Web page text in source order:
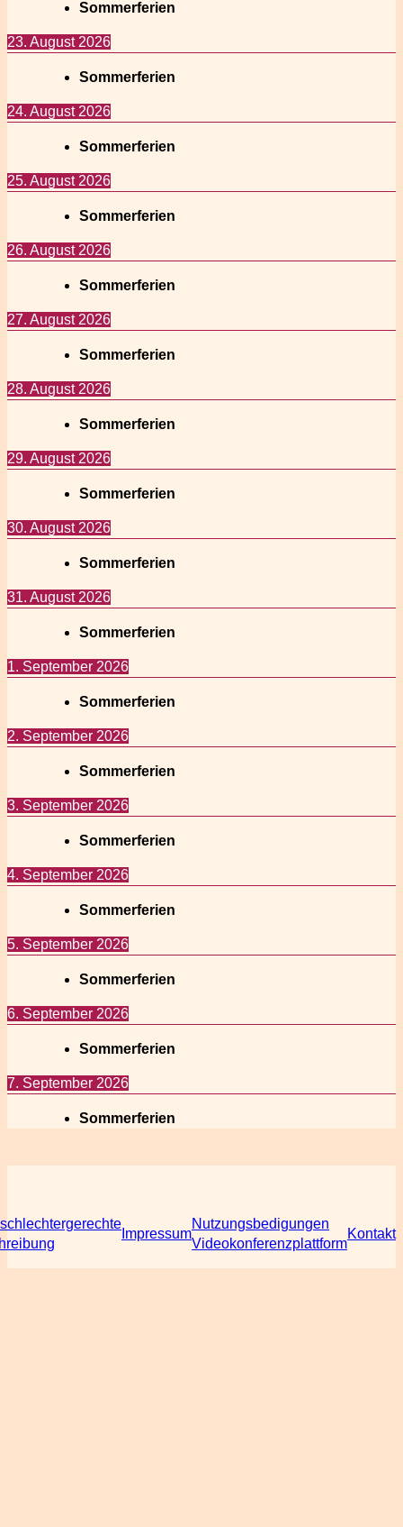
Sommerferien
23. August 2026
Sommerferien
24. August 2026
Sommerferien
25. August 2026
Sommerferien
26. August 2026
Sommerferien
27. August 2026
Sommerferien
28. August 2026
Sommerferien
29. August 2026
Sommerferien
30. August 2026
Sommerferien
31. August 2026
Sommerferien
1. September 2026
Sommerferien
2. September 2026
Sommerferien
3. September 2026
Sommerferien
4. September 2026
Sommerferien
5. September 2026
Sommerferien
6. September 2026
Sommerferien
7. September 2026
Sommerferien
Impressum
Nutzungsbedigungen
Videokonferenzplattform
Kontakt